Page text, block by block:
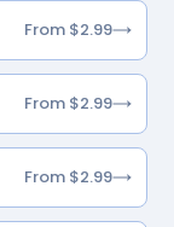
From $2.99
From $2.99
From $2.99